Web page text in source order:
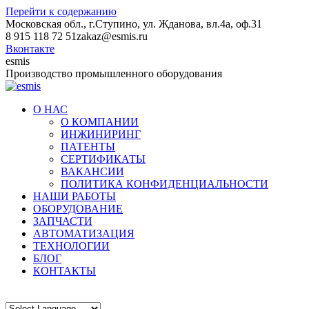
Перейти к содержанию
Московская обл., г.Ступино, ул. Жданова, вл.4а, оф.31
8 915 118 72 51zakaz@esmis.ru
Вконтакте
esmis
Производство промышленного оборудования
О НАС
О КОМПАНИИ
ИНЖИНИРИНГ
ПАТЕНТЫ
СЕРТИФИКАТЫ
ВАКАНСИИ
ПОЛИТИКА КОНФИДЕНЦИАЛЬНОСТИ
НАШИ РАБОТЫ
ОБОРУДОВАНИЕ
ЗАПЧАСТИ
АВТОМАТИЗАЦИЯ
ТЕХНОЛОГИИ
БЛОГ
КОНТАКТЫ